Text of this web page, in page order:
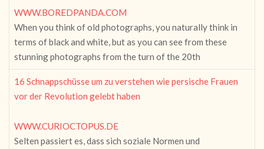
WWW.BOREDPANDA.COM
When you think of old photographs, you naturally think in
terms of black and white, but as you can see from these
stunning photographs from the turn of the 20th
16 Schnappschüsse um zu verstehen wie persische Frauen
vor der Revolution gelebt haben
WWW.CURIOCTOPUS.DE
Selten passiert es, dass sich soziale Normen und